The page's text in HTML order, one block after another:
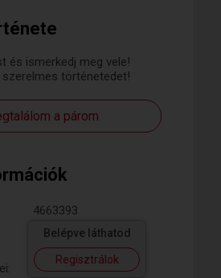
és ismerkedj meg vele!
szerelmes történetedet!
a párom
4663393
Belépve láthatod
Regisztrálok